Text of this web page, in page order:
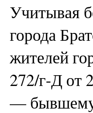
Учитывая
города
жителей
272/г-Д от
— бывшему